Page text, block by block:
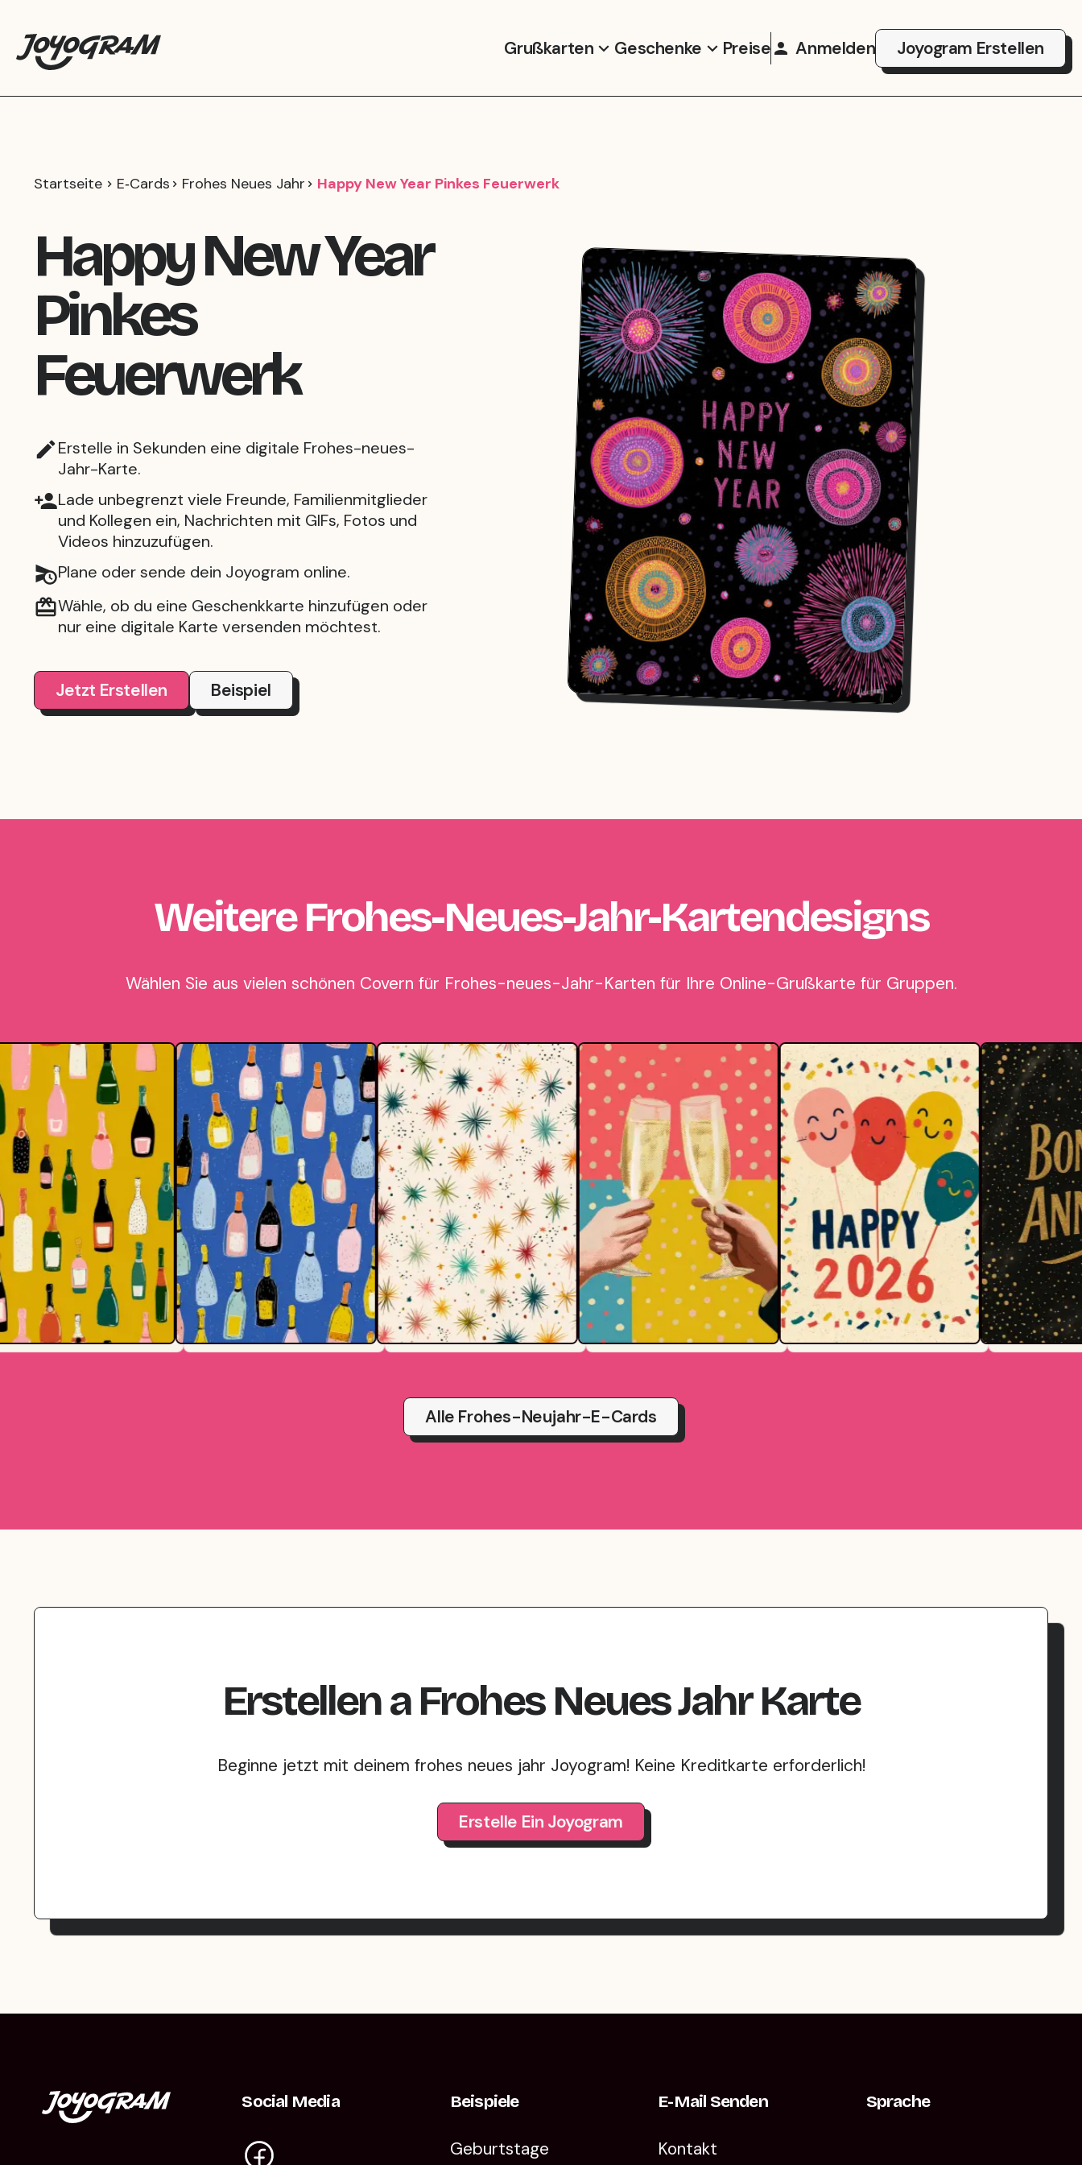
Grußkarten Geschenke Preise Anmelden Joyogram Erstellen
Startseite E‑Cards Frohes Neues Jahr Happy New Year Pinkes Feuerwerk
Happy New Year
Pinkes
Feuerwerk
Erstelle in Sekunden eine digitale Frohes-neues-
Jahr-Karte.
Lade unbegrenzt viele Freunde, Familienmitglieder
und Kollegen ein, Nachrichten mit GIFs, Fotos und
Videos hinzuzufügen.
Plane oder sende dein Joyogram online.
Wähle, ob du eine Geschenkkarte hinzufügen oder
nur eine digitale Karte versenden möchtest.
Jetzt Erstellen Beispiel
Weitere Frohes-Neues-Jahr-Kartendesigns
Wählen Sie aus vielen schönen Covern für Frohes-neues-Jahr-Karten für Ihre Online-Grußkarte für Gruppen.
Alle Frohes-Neujahr-E-Cards
Erstellena Frohes Neues Jahr Karte
Beginne jetzt mit deinem frohes neues jahr Joyogram! Keine Kreditkarte erforderlich!
Erstelle Ein Joyogram
Social Media Beispiele
Geburtstage
E-Mail Senden
Kontakt
Sprache